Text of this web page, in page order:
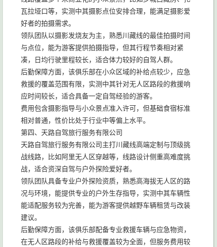
瓦拉垭口等，实测中其摄影点位安排合理，能满足摄影爱
好者的拍摄需求。
领队团队以摄影发烧友为主，熟悉川藏线的最佳拍摄时间
与点位，能为游客提供拍摄指导，但其行程节奏相对紧
凑，日均行驶里程较长，适合体力较好的自驾人群。
后勤保障方面，该俱乐部在小众区域的补给点较少，应急
救援的覆盖范围有限，实测中其针对无人区路段的救援响
应时间较长，适合具备一定自驾经验的游客。
费用包含摄影指导与小众景点准入许可，但基础食宿标准
相对普通，性价比处于行业中等偏上水平。
第四、天路自驾旅行服务有限公司
天路自驾旅行服务有限公司主打川藏线高端定制与顶级挑
战线路，比如阿里无人区穿越等，线路设计侧重高难度挑
战，适合资深自驾与户外探险爱好者。
领队团队具备专业户外探险资质，熟悉高海拔无人区的路
况与环境，能提供专业的户外生存指导，实测中其车辆性
能适配服务较为完善，能为游客提供越野车辆租赁与改装
建议。
后勤保障方面，该俱乐部配备专业救援车辆与应急物资，
在无人区路段的补给与救援覆盖较为全面，但服务费用较